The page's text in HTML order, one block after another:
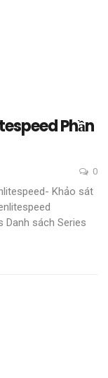
Phần
0
Khảo sát
Danh sách Series